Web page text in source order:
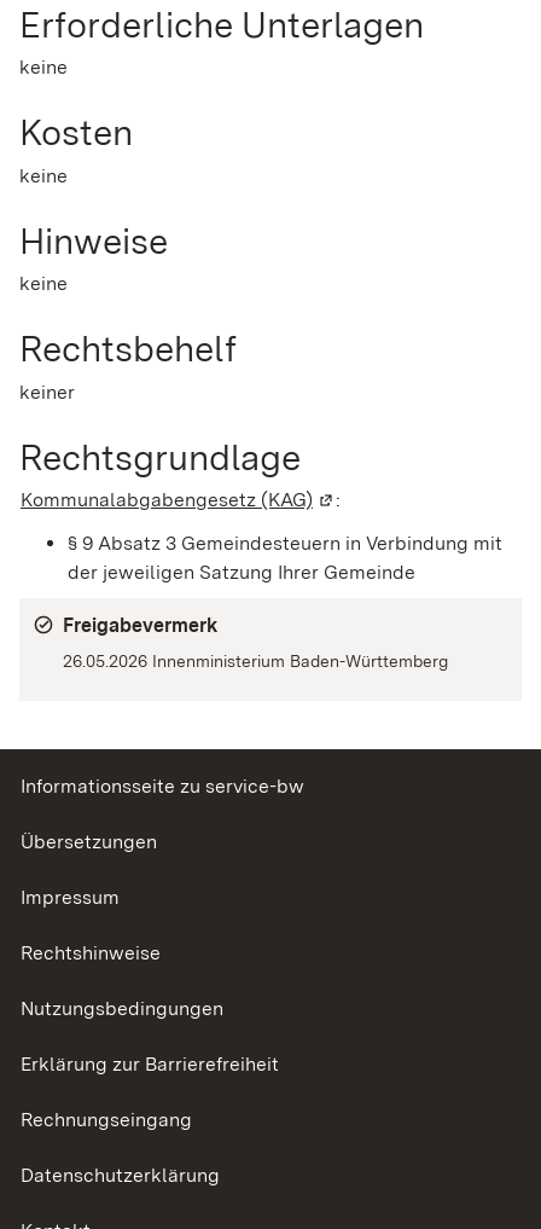
Erforderliche Unterlagen
keine
Kosten
keine
Hinweise
keine
Rechtsbehelf
keiner
Rechtsgrundlage
Kommunalabgabengesetz (KAG) (Wird in einem neuen
:
§ 9 Absatz 3 Gemeindesteuern in Verbindung mit
der jeweiligen Satzung Ihrer Gemeinde
Freigabevermerk
26.05.2026 Innenministerium Baden-Württemberg
Informationsseite zu service-bw
Übersetzungen
Impressum
Rechtshinweise
Nutzungsbedingungen
Erklärung zur Barrierefreiheit
Rechnungseingang
Datenschutzerklärung